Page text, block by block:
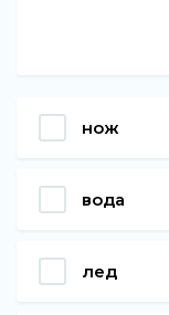
нож
вода
лед